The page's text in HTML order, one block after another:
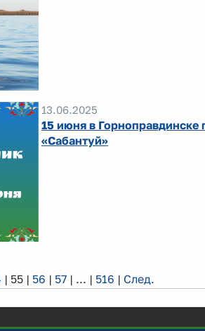
13.06.2025
15 июня в
«Сабантуй»
| 55 | 56 | 57 | ... | 516 | След.